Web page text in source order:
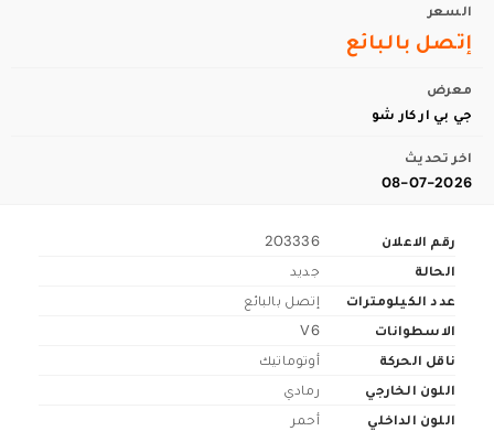
السعر
إتصل بالبائع
معرض
جي بي ار كار شو
اخر تحديث
08-07-2026
رقم الاعلان
203336
الحالة
جديد
عدد الكيلومترات
إتصل بالبائع
الاسطوانات
V6
ناقل الحركة
أوتوماتيك
اللون الخارجي
رمادي
اللون الداخلي
أحمر